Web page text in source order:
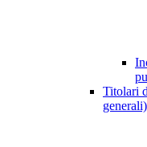
Titolari
generali)